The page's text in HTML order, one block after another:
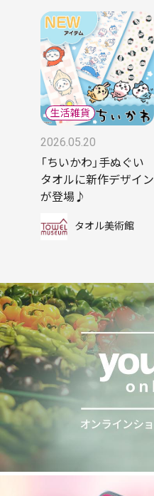
2026.05.20
「ちいかわ」手ぬぐい
タオルに新作デザイン
が登場♪
タオル美術館